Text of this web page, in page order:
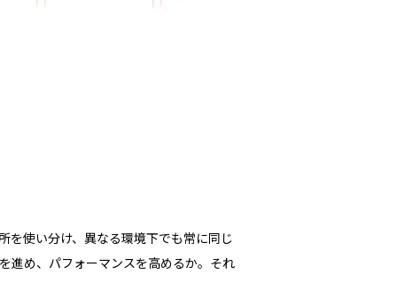
を使い分け、異なる環境下でも常に同じ
進め、パフォーマンスを高めるか。それ